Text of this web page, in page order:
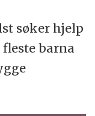
søker hjelp
barna